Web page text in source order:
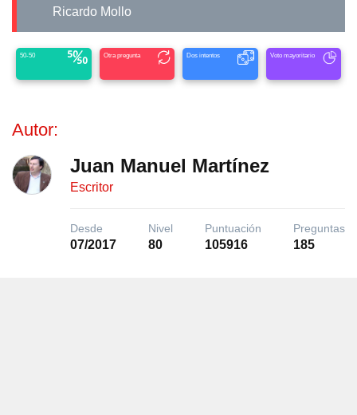
Ricardo Mollo
50-50 Otra pregunta Dos intentos Voto mayoritario
Autor:
Juan Manuel Martínez
Escritor
Desde
07/2017
Nivel
80
Puntuación
105916
Preguntas
185